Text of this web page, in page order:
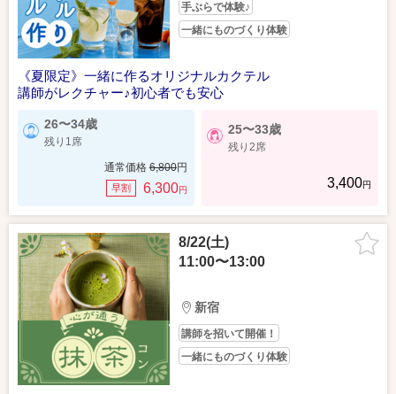
手ぶらで体験♪
一緒にものづくり体験
《夏限定》一緒に作るオリジナルカクテル
講師がレクチャー♪初心者でも安心
26〜34歳
残り1席
通常価格 6,800円
早割 6,300円
25〜33歳
残り2席
3,400円
8/22(土)
11:00〜13:00
新宿
講師を招いて開催！
一緒にものづくり体験